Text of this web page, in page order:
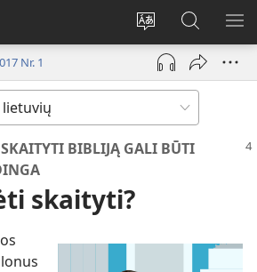
Pakeisti
svetainės
kalbą
Prisijungti
(atsiveria
naujas
langas)
Paieška
svetainėje
JW.ORG
Nr. 1
BIBLIJĄ GALI BŪTI
skaityti?